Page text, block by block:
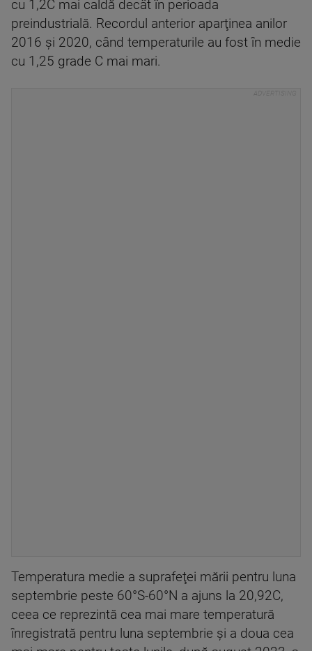
cu 1,2C mai caldă decât în perioada
preindustrială. Recordul anterior aparţinea anilor
2016 şi 2020, când temperaturile au fost în medie
cu 1,25 grade C mai mari.
Temperatura medie a suprafeţei mării pentru luna
septembrie peste 60°S-60°N a ajuns la 20,92C,
ceea ce reprezintă cea mai mare temperatură
înregistrată pentru luna septembrie şi a doua cea